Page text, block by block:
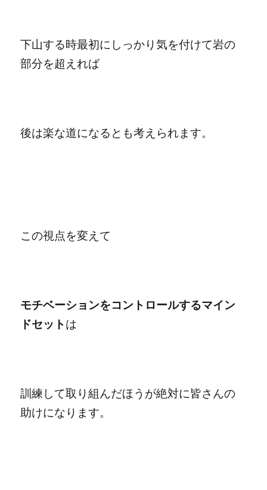
下山する時最初にしっかり気を付けて岩の
部分を超えれば
後は楽な道になるとも考えられます。
この視点を変えて
モチベーションをコントロールするマイン
ドセットは
訓練して取り組んだほうが絶対に皆さんの
助けになります。